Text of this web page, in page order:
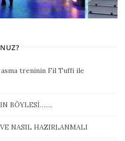
asma treninin Fil Tuffi ile
BÖYLESİ…….
NASIL HAZIRLANMALI